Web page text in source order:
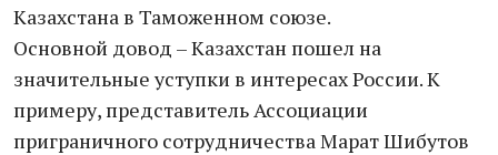
Казахстана в Таможенном союзе.
Основной довод – Казахстан пошел на
значительные уступки в интересах России. К
примеру, представитель Ассоциации
приграничного сотрудничества Марат Шибутов